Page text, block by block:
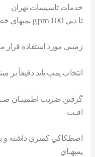
خدمات تاسیسات تهران
تا دبي gpm 100 پمپهاي خطي و براي دبيهاي بالاتر پمـپهـاي
زميني مورد استفاده قرار
انتخاب پمپ بايد دقيقاً بر
گرفتن ضريب اطمينـان
افـت
اصطکاکي کمتري داشته و
پمپهـاي